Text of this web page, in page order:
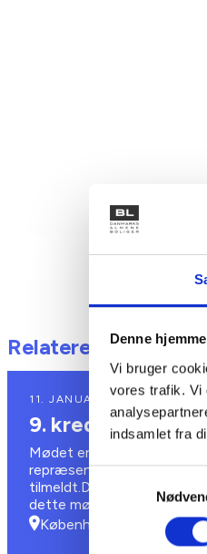
Denne
Vi bruger
vores trafik. Vi
indsamlet fra
Relaterede
11. JANUAR 2027
9. kreds -
Mødet er for dig, der er
repræsentantskab, og du
tilmeldt.Det er ikke muligt
dette møde.
København V